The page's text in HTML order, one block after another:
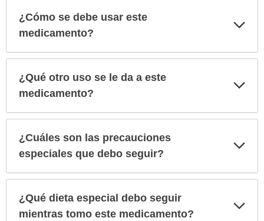
¿Cómo se debe usar este
medicamento?
¿Qué otro uso se le da a este
medicamento?
¿Cuáles son las precauciones
especiales que debo seguir?
¿Qué dieta especial debo seguir
mientras tomo este medicamento?